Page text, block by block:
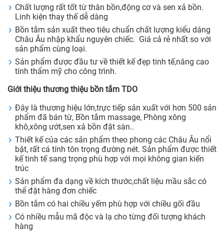
Chất lượng rất tốt từ thân bồn,động cơ và sen xả bồn.
Linh kiện thay thế dễ dàng
Bồn tắm sản xuất theo tiêu chuẩn chất lượng kiểu dáng
Châu Âu nhập khẩu nguyên chiếc. Giá cả rẻ nhất so với
sản phẩm cùng loại.
Sản phẩm được đầu tư về thiết kế đẹp tinh tế,nâng cao
tính thẩm mỹ cho công trình.
Giới thiệu thương thiệu bồn tắm TDO
Đây là thương hiệu lớn,trực tiếp sản xuất với hơn 500 sản
phẩm đã bán từ, Bồn tắm massage, Phòng xông
khô,xông ướt,sen xả bồn đặt sàn..
Thiết kế của các sản phẩm theo phong các Châu Âu nổi
bật, rất cá tính tôn trọng đường nét. Sản phẩm được thiết
kế tinh tế sang trọng phù hợp với mọi không gian kiến
trúc
Sản phẩm đa dạng về kích thước,chất liệu mầu sắc có
thể đặt hàng đơn chiếc
Bồn tắm có hai chiều yếm phù hợp với chiều gối đầu
Có nhiều mẫu mã độc và lạ cho từng đối tượng khách
hàng